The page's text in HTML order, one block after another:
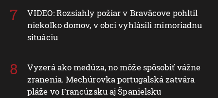
VIDEO: Rozsiahly požiar v Braväcove pohltil
niekoľko domov, v obci vyhlásili mimoriadnu
situáciu
Vyzerá ako medúza, no môže spôsobiť vážne
zranenia. Mechúrovka portugalská zatvára
pláže vo Francúzsku aj Španielsku